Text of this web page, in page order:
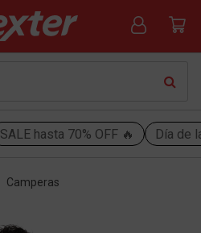
SALE hasta 70% OFF 🔥 Día de
Camperas